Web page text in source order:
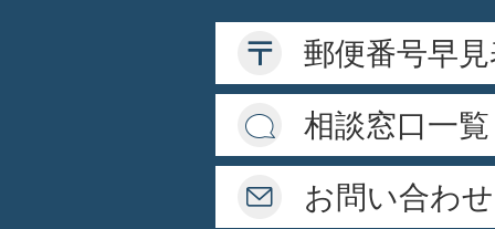
郵便番号早
相談窓口一覧
お問い合わせ